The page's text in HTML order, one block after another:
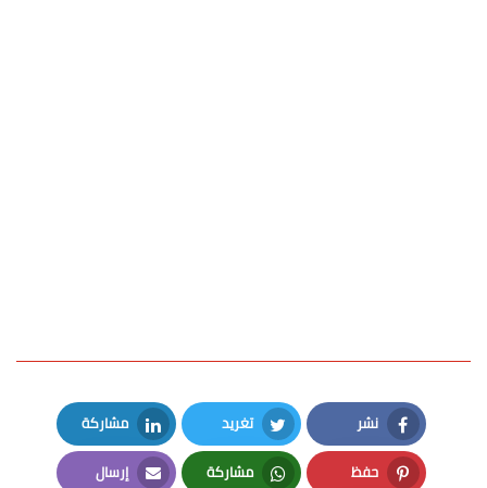
نشر
Facebook
تغريد
Twitter
مشاركة
LinkedIn
حفظ مشاركة إرسال